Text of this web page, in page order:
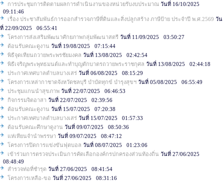
การประชุมการติดตามผลการดำเนินงานของหน่วยรับงบประมาณ วันที่ 16/10/2025
09:11:46
เรื่อง ประชาสัมพันธ์การออกสำรวจภาษีที่ดินและสิ่งปลูกสร้าง ภาษีป้าย ประจำปี พ.ศ.2569 วัน
ที่ 22/09/2025 06:55:41
โครงการส่งเสริมพัฒนาศักยภาพกลุ่มพัฒนาสตรี วันที่ 11/09/2025 03:50:27
ต้อนรับคณะดูงาน วันที่ 19/08/2025 07:15:44
พิธีจุดเทียนถวายพระพรชัยมงคล วันที่ 13/08/2025 02:42:54
พิธีเจริญพระพุทธมนต์และทำบุญตักบาตรถวายพระราชกุศล วันที่ 13/08/2025 02:44:18
ประกาศเทศบาลตำบลบางเสร่ วันที่ 06/08/2025 08:15:29
โครงการเหล่ากาชาดจังหวัดชลบุรี บำบัดทุกข์ บำรุงสุขฯ วันที่ 05/08/2025 06:55:49
ประชุมแกนนำสุขภาพ วันที่ 22/07/2025 06:46:53
กิจกรรมจิตอาสา วันที่ 22/07/2025 02:39:56
ต้อนรับคณะดูงาน วันที่ 15/07/2025 07:20:38
ประกาศเทศบาลตำบลบางเสร่ วันที่ 15/07/2025 01:57:33
ต้อนรับคณะศึกษาดูงาน วันที่ 09/07/2025 08:50:36
แห่เทียนจำนำพรรษา วันที่ 09/07/2025 08:47:12
โครงการปิดการแข่งขันฟุตบอล วันที่ 08/07/2025 01:23:06
เข้าร่วมการตรวจประเมินการคัดเลือกองค์กรปกครองส่วนท้องถิ่น วันที่ 27/06/2025
08:48:49
สำรวจท่อที่ชำรุด วันที่ 27/06/2025 08:41:54
โครงการเหลือ-ขอ วันที่ 27/06/2025 08:31:16